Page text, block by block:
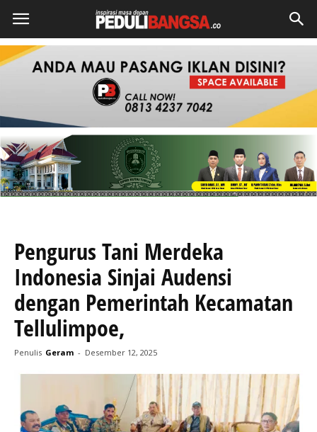
Pengurus Tani Merdeka
Indonesia Sinjai Audensi
dengan Pemerintah Kecamatan
Tellulimpoe,
Penulis Geram - Desember 12, 2025